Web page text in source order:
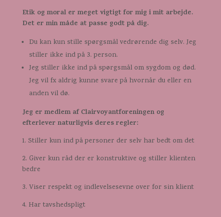
Etik og moral er meget vigtigt for mig i mit arbejde.
Det er min måde at passe godt på dig.
Du kan kun stille spørgsmål vedrørende dig selv. Jeg
stiller ikke ind på 3. person.
Jeg stiller ikke ind på spørgsmål om sygdom og død.
Jeg vil fx aldrig kunne svare på hvornår du eller en
anden vil dø.
Jeg er medlem af Clairvoyantforeningen og
efterlever naturligvis deres regler:
1. Stiller kun ind på personer der selv har bedt om det
2. Giver kun råd der er konstruktive og stiller klienten
bedre
3. Viser respekt og indlevelsesevne over for sin klient
4. Har tavshedspligt